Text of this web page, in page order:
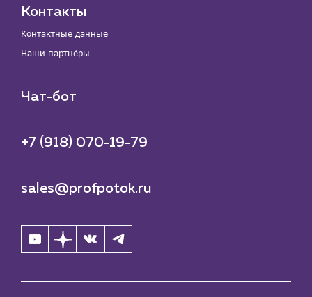
Контакты
Контактные данные
Наши партнёры
Чат-бот
+7 (918) 070-19-79
sales@profpotok.ru